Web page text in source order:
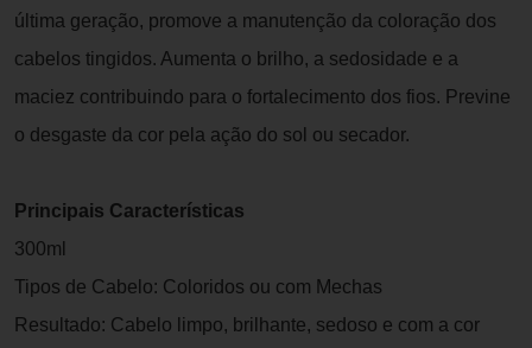
última geração, promove a manutenção da coloração dos
cabelos tingidos. Aumenta o brilho, a sedosidade e a
maciez contribuindo para o fortalecimento dos fios. Previne
o desgaste da cor pela ação do sol ou secador.
Principais Características
300ml
Tipos de Cabelo: Coloridos ou com Mechas
Resultado: Cabelo limpo, brilhante, sedoso e com a cor